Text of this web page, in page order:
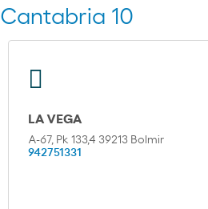
Cantabria 10
LA VEGA
A-67, Pk 133,4 39213 Bolmir
942751331